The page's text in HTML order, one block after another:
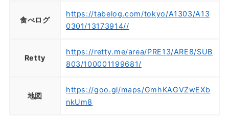
食べログ
https://tabelog.com/tokyo/A1303/A13
0301/13173914//
Retty
https://retty.me/area/PRE13/ARE8/SUB
803/100001199681/
地図
https://goo.gl/maps/GmhKAGVZwEXb
nkUm8